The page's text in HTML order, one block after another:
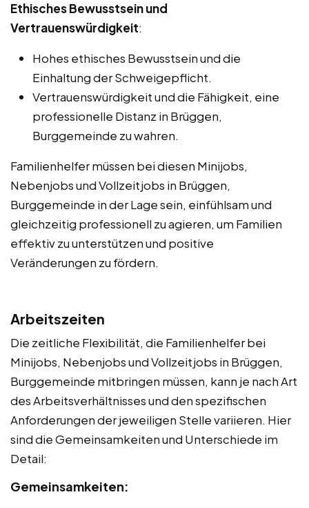
Ethisches Bewusstsein und
Vertrauenswürdigkeit:
Hohes ethisches Bewusstsein und die
Einhaltung der Schweigepflicht.
Vertrauenswürdigkeit und die Fähigkeit, eine
professionelle Distanz in Brüggen,
Burggemeinde zu wahren.
Familienhelfer müssen bei diesen Minijobs,
Nebenjobs und Vollzeitjobs in Brüggen,
Burggemeinde in der Lage sein, einfühlsam und
gleichzeitig professionell zu agieren, um Familien
effektiv zu unterstützen und positive
Veränderungen zu fördern.
Arbeitszeiten
Die zeitliche Flexibilität, die Familienhelfer bei
Minijobs, Nebenjobs und Vollzeitjobs in Brüggen,
Burggemeinde mitbringen müssen, kann je nach Art
des Arbeitsverhältnisses und den spezifischen
Anforderungen der jeweiligen Stelle variieren. Hier
sind die Gemeinsamkeiten und Unterschiede im
Detail:
Gemeinsamkeiten: